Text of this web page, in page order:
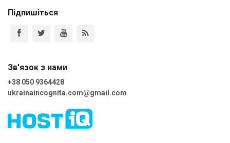
Підпишіться
Зв'язок з нами
+38 050 9364428
ukrainaincognita.com@gmail.com